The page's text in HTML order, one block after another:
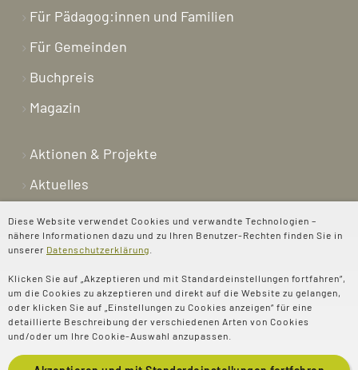
Diese Website verwendet Cookies und verwandte Technologien –
nähere Informationen dazu und zu Ihren Benutzer-Rechten finden Sie in
unserer Datenschutzerklärung
Klicken Sie auf „Akzeptieren und mit Standardeinstellungen fortfahren“,
um die Cookies zu akzeptieren und direkt auf die Website zu gelangen,
oder klicken Sie auf „Einstellungen zu Cookies anzeigen“ für eine
detaillierte Beschreibung der verschiedenen Arten von Cookies
und/oder um Ihre Cookie-Auswahl anzupassen.
Für Pädagog:innen und Familien
Für Gemeinden
Buchpreis
Magazin
Aktionen & Projekte
Aktuelles
Newsletter
Shop
Kontakt
Über uns
Spenden